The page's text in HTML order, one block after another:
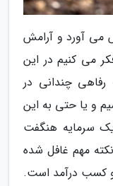
می آورد و آرامش
می کنیم در این
رفاهی چندانی در
و یا حتی به این
یک سرمایه هنگفت
مهم غافل شده
و کسب درآمد است.